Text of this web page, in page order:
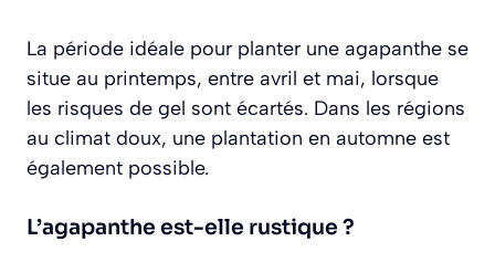
La période idéale pour planter une agapanthe se
situe au printemps, entre avril et mai, lorsque
les risques de gel sont écartés. Dans les régions
au climat doux, une plantation en automne est
également possible.
L’agapanthe est-elle rustique ?